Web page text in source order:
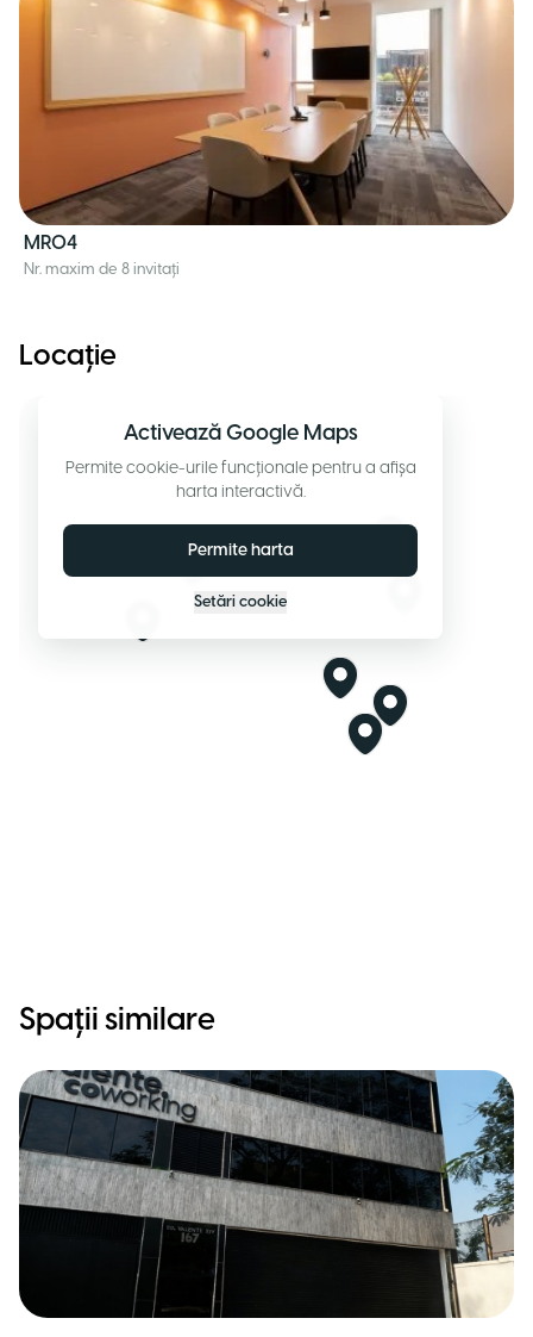
MR04
Nr. maxim de 8 invitați
Locație
Activează Google Maps
Permite cookie-urile funcționale pentru a afișa
harta interactivă.
Permite harta
Setări cookie
Spații similare